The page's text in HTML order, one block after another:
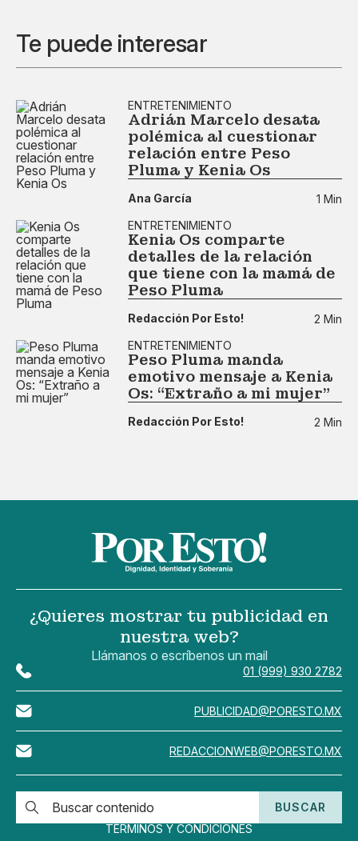
Te puede interesar
ENTRETENIMIENTO
Adrián Marcelo desata
polémica al cuestionar
relación entre Peso
Pluma y Kenia Os
Ana García
1 Min
ENTRETENIMIENTO
Kenia Os comparte
detalles de la relación
que tiene con la mamá de
Peso Pluma
Redacción Por Esto!
2 Min
ENTRETENIMIENTO
Peso Pluma manda
emotivo mensaje a Kenia
Os: “Extraño a mi mujer”
Redacción Por Esto! 2 Min
¿Quieres mostrar tu publicidad en
nuestra web?
Llámanos o escríbenos un mail
01 (999) 930 2782
PUBLICIDAD@PORESTO.MX
REDACCIONWEB@PORESTO.MX
BUSCAR
TÉRMINOS Y CONDICIONES